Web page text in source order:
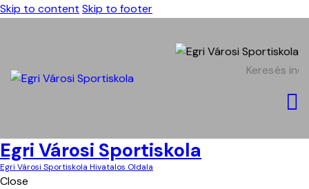
Skip to content Skip to footer
Egri Városi Sportiskola
Egri Városi Sportiskola Hivatalos Oldala
Close